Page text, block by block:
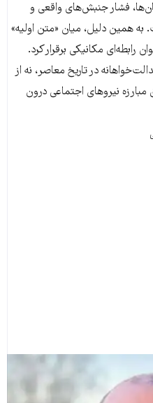
فشار جنبش‌های واقعی و
همین دلیل، میان «متن اولیه»
مکانیکی برقرار کرد.
در تاریخ معاصر، نه از
نیروهای اجتماعی درون